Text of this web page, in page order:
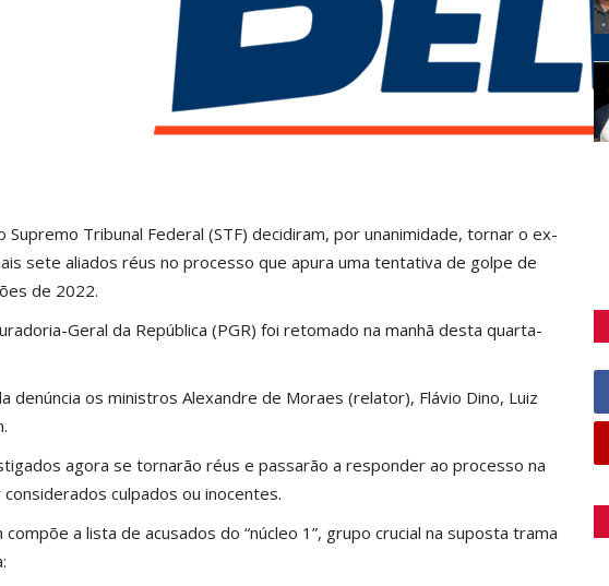
Tribunal Federal (STF) decidiram, por unanimidade, tornar o ex-
sete aliados réus no processo que apura uma tentativa de golpe de
de 2022.
Geral da República (PGR) foi retomado na manhã desta quarta-
denúncia os ministros Alexandre de Moraes (relator), Flávio Dino, Luiz
agora se tornarão réus e passarão a responder ao processo na
culpados ou inocentes.
a lista de acusados do “núcleo 1”, grupo crucial na suposta trama